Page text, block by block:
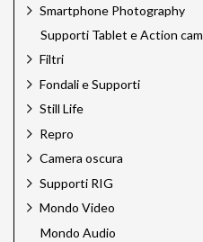
Smartphone Photography
Supporti Tablet e Action cam
Filtri
Fondali e Supporti
Still Life
Repro
Camera oscura
Supporti RIG
Mondo Video
Mondo Audio